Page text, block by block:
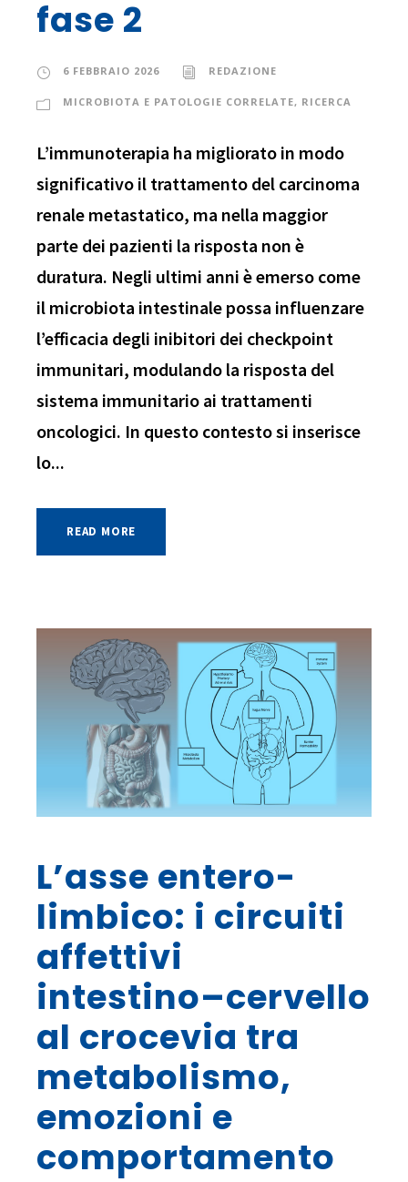
fase 2
6 FEBBRAIO 2026 REDAZIONE
MICROBIOTA E PATOLOGIE CORRELATE, RICERCA
L’immunoterapia ha migliorato in modo
significativo il trattamento del carcinoma
renale metastatico, ma nella maggior
parte dei pazienti la risposta non è
duratura. Negli ultimi anni è emerso come
il microbiota intestinale possa influenzare
l’efficacia degli inibitori dei checkpoint
immunitari, modulando la risposta del
sistema immunitario ai trattamenti
oncologici. In questo contesto si inserisce
lo...
READ MORE
L’asse entero-
limbico: i circuiti
affettivi
intestino–cervello
al crocevia tra
metabolismo,
emozioni e
comportamento